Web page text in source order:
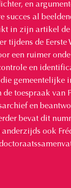
en
succes al
in zijn artikel
tijdens de
een ruimer
en
gemeentelijke
toespraak van
en
bevat dit
ook